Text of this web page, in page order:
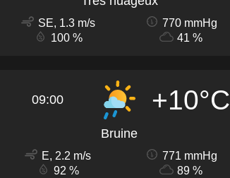
SE, 1.3 m/s
770 mmHg
100 %
41 %
09:00 +10°C
Bruine
E, 2.2 m/s
771 mmHg
92 %
89 %